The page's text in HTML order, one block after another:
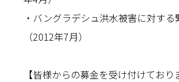
・バングラデシュ洪水被害に対する
（2012年7月）
【皆様からの募金を受け付けており